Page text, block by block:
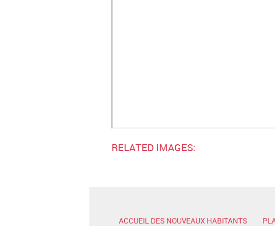
RELATED IMAGES:
ACCUEIL DES NOUVEAUX HABITANTS